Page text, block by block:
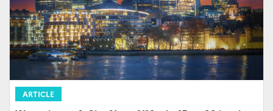
ARTICLE